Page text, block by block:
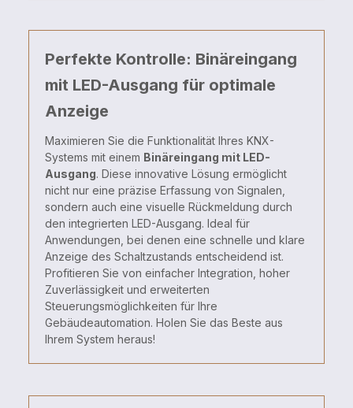
Perfekte Kontrolle: Binäreingang
mit LED-Ausgang für optimale
Anzeige
Maximieren Sie die Funktionalität Ihres KNX-
Systems mit einem Binäreingang mit LED-
Ausgang. Diese innovative Lösung ermöglicht
nicht nur eine präzise Erfassung von Signalen,
sondern auch eine visuelle Rückmeldung durch
den integrierten LED-Ausgang. Ideal für
Anwendungen, bei denen eine schnelle und klare
Anzeige des Schaltzustands entscheidend ist.
Profitieren Sie von einfacher Integration, hoher
Zuverlässigkeit und erweiterten
Steuerungsmöglichkeiten für Ihre
Gebäudeautomation. Holen Sie das Beste aus
Ihrem System heraus!